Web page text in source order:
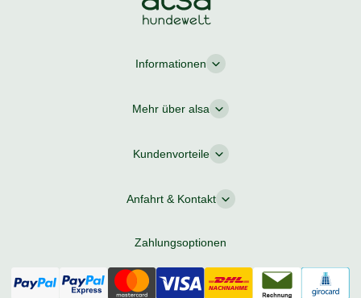
Informationen
Mehr über alsa
Kundenvorteile
Anfahrt & Kontakt
Zahlungsoptionen